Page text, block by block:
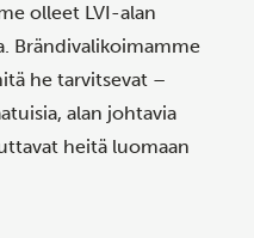
olleet LVI-alan
Brändivalikoimamme
he tarvitsevat –
alan johtavia
heitä luomaan